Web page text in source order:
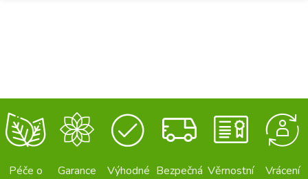
Péče o
Garance
Výhodné Bezpečná Věrnostní
Vrácení